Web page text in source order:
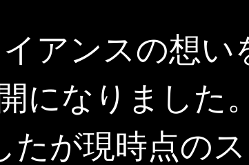
アンスの想い
になりました
たが現時点の